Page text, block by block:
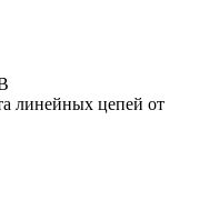
линейных цепей от